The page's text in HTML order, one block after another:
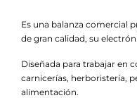
Es una balanza comercial
de gran calidad, su
Diseñada para trabajar en
carnicerías, herboristería,
alimentación.